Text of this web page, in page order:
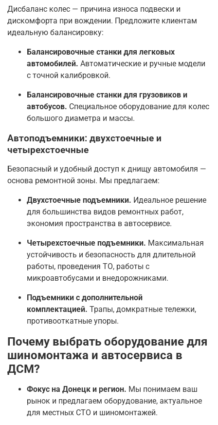
Дисбаланс колес — причина износа подвески и
дискомфорта при вождении. Предложите клиентам
идеальную балансировку:
Балансировочные станки для легковых
автомобилей. Автоматические и ручные модели
с точной калибровкой.
Балансировочные станки для грузовиков и
автобусов. Специальное оборудование для колес
большого диаметра и массы.
Автоподъемники: двухстоечные и
четырехстоечные
Безопасный и удобный доступ к днищу автомобиля —
основа ремонтной зоны. Мы предлагаем:
Двухстоечные подъемники. Идеальное решение
для большинства видов ремонтных работ,
экономия пространства в автосервисе.
Четырехстоечные подъемники. Максимальная
устойчивость и безопасность для длительной
работы, проведения ТО, работы с
микроавтобусами и внедорожниками.
Подъемники с дополнительной
комплектацией. Трапы, домкратные тележки,
противооткатные упоры.
Почему выбрать оборудование для
шиномонтажа и автосервиса в
ДСМ?
Фокус на Донецк и регион. Мы понимаем ваш
рынок и предлагаем оборудование, актуальное
для местных СТО и шиномонтажей.